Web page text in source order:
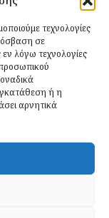
τεχνολογίες
σε
λόγω τεχνολογίες
ή η
αρνητικά